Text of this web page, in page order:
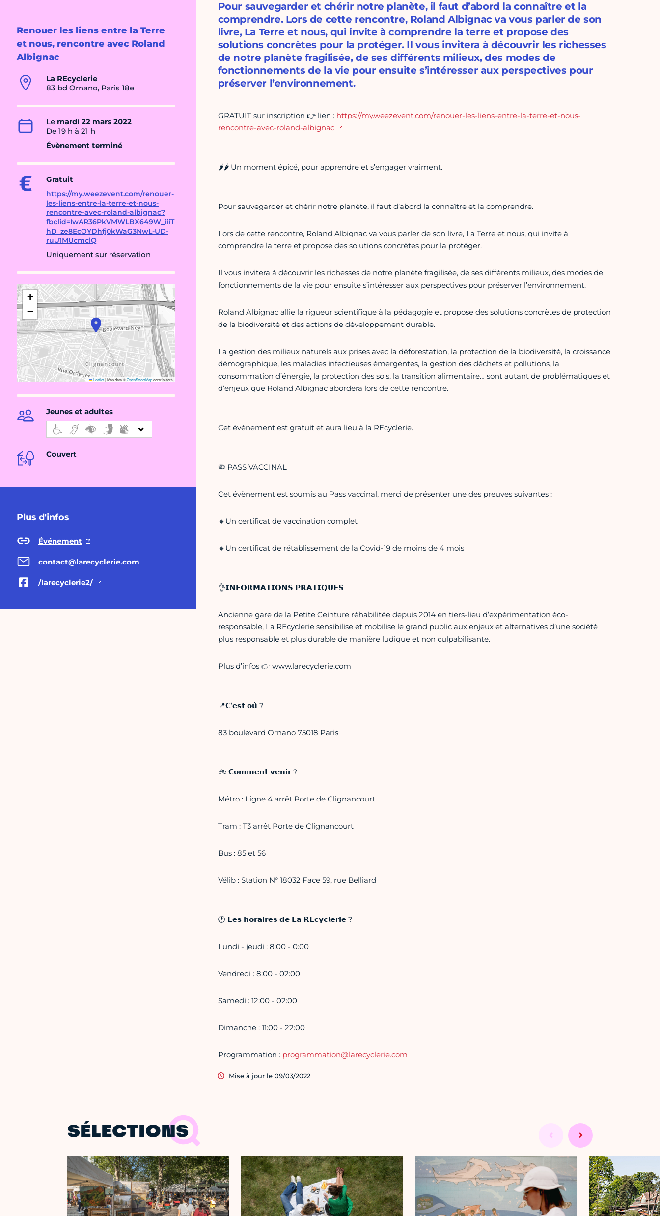
Renouer les liens entre la Terre
et nous, rencontre avec Roland
Albignac
La REcyclerie
83 bd Ornano, Paris 18e
Le mardi 22 mars 2022
De 19 h à 21 h
Évènement terminé
Gratuit
https://my.weezevent.com/renouer-
les-liens-entre-la-terre-et-nous-
rencontre-avec-roland-albignac?
fbclid=IwAR36PkVMWLBX649W_iiiT
hD_ze8EcOYDhfj0kWaG3NwL-UD-
ruU1MUcmclQ
Uniquement sur réservation
+
−
Leaflet|Map data ©OpenStreetMapcontributors
Jeunes et adultes
Couvert
Plus d'infos
Événement
contact@larecyclerie.com
/larecyclerie2/
Pour sauvegarder et chérir notre planète, il faut d’abord la connaître et la
comprendre. Lors de cette rencontre, Roland Albignac va vous parler de son
livre, La Terre et nous, qui invite à comprendre la terre et propose des
solutions concrètes pour la protéger. Il vous invitera à découvrir les richesses
de notre planète fragilisée, de ses différents milieux, des modes de
fonctionnements de la vie pour ensuite s’intéresser aux perspectives pour
préserver l’environnement.
GRATUIT sur inscription 👉 lien : https://my.weezevent.com/renouer-les-liens-entre-la-terre-et-nous-
rencontre-avec-roland-albignac
🌶🌶 Un moment épicé, pour apprendre et s’engager vraiment.
Pour sauvegarder et chérir notre planète, il faut d’abord la connaître et la comprendre.
Lors de cette rencontre, Roland Albignac va vous parler de son livre, La Terre et nous, qui invite à
comprendre la terre et propose des solutions concrètes pour la protéger.
Il vous invitera à découvrir les richesses de notre planète fragilisée, de ses différents milieux, des modes de
fonctionnements de la vie pour ensuite s’intéresser aux perspectives pour préserver l’environnement.
Roland Albignac allie la rigueur scientifique à la pédagogie et propose des solutions concrètes de protection
de la biodiversité et des actions de développement durable.
La gestion des milieux naturels aux prises avec la déforestation, la protection de la biodiversité, la croissance
démographique, les maladies infectieuses émergentes, la gestion des déchets et pollutions, la
consommation d’énergie, la protection des sols, la transition alimentaire… sont autant de problématiques et
d’enjeux que Roland Albignac abordera lors de cette rencontre.
Cet événement est gratuit et aura lieu à la REcyclerie.
🦠 PASS VACCINAL
Cet évènement est soumis au Pass vaccinal, merci de présenter une des preuves suivantes :
🔸Un certificat de vaccination complet
🔸Un certificat de rétablissement de la Covid-19 de moins de 4 mois
👌𝗜𝗡𝗙𝗢𝗥𝗠𝗔𝗧𝗜𝗢𝗡𝗦 𝗣𝗥𝗔𝗧𝗜𝗤𝗨𝗘𝗦
Ancienne gare de la Petite Ceinture réhabilitée depuis 2014 en tiers-lieu d’expérimentation éco-
responsable, La REcyclerie sensibilise et mobilise le grand public aux enjeux et alternatives d’une société
plus responsable et plus durable de manière ludique et non culpabilisante.
Plus d’infos 👉 www.larecyclerie.com
📍𝗖’𝗲𝘀𝘁 𝗼𝘂̀ ?
83 boulevard Ornano 75018 Paris
🚲 𝗖𝗼𝗺𝗺𝗲𝗻𝘁 𝘃𝗲𝗻𝗶𝗿 ?
Métro : Ligne 4 arrêt Porte de Clignancourt
Tram : T3 arrêt Porte de Clignancourt
Bus : 85 et 56
Vélib : Station N° 18032 Face 59, rue Belliard
🕐 𝗟𝗲𝘀 𝗵𝗼𝗿𝗮𝗶𝗿𝗲𝘀 𝗱𝗲 𝗟𝗮 𝗥𝗘𝗰𝘆𝗰𝗹𝗲𝗿𝗶𝗲 ?
Lundi - jeudi : 8:00 - 0:00
Vendredi : 8:00 - 02:00
Samedi : 12:00 - 02:00
Dimanche : 11:00 - 22:00
Programmation : programmation@larecyclerie.com
Mise à jour le 09/03/2022
SÉLECTIONS